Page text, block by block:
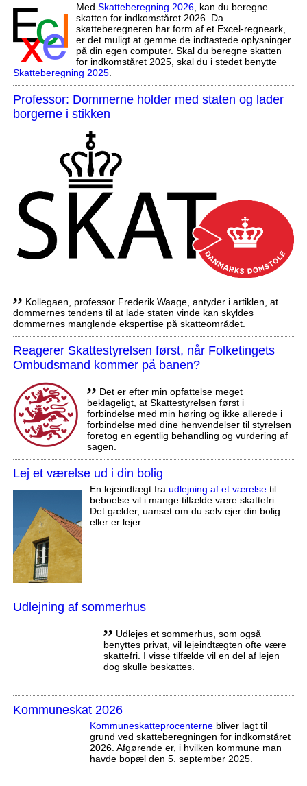
Med Skatteberegning 2026, kan du beregne
skatten for indkomståret 2026. Da
skatteberegneren har form af et Excel-regneark,
er det muligt at gemme de indtastede oplysninger
på din egen computer. Skal du beregne skatten
for indkomståret 2025, skal du i stedet benytte
Skatteberegning 2025.
Professor: Dommerne holder med staten og lader
borgerne i stikken
,, Kollegaen, professor Frederik Waage, antyder i artiklen, at
dommernes tendens til at lade staten vinde kan skyldes
dommernes manglende ekspertise på skatteområdet.
Reagerer Skattestyrelsen først, når Folketingets
Ombudsmand kommer på banen?
,, Det er efter min opfattelse meget
beklageligt, at Skattestyrelsen først i
forbindelse med min høring og ikke allerede i
forbindelse med dine henvendelser til styrelsen
foretog en egentlig behandling og vurdering af
sagen.
Lej et værelse ud i din bolig
En lejeindtægt fra udlejning af et værelsetil
beboelse vil i mange tilfælde være skattefri.
Det gælder, uanset om du selv ejer din bolig
eller er lejer.
Udlejning af sommerhus
,, Udlejes et sommerhus, som også
benyttes privat, vil lejeindtægten ofte være
skattefri. I visse tilfælde vil en del af lejen
dog skulle beskattes.
Kommuneskat 2026
Kommuneskatte­procenternebliver lagt til
grund ved skatteberegningen for indkomståret
2026. Afgørende er, i hvilken kommune man
havde bopæl den 5. september 2025.